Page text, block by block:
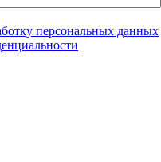
персональных данных